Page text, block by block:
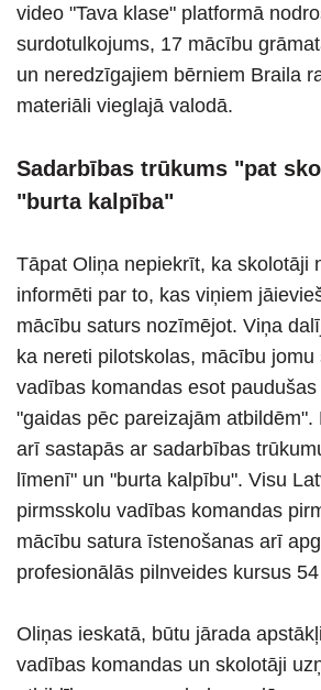
video "Tava klase" platformā
surdotulkojums, 17 mācību
un neredzīgajiem bērniem Braila
materiāli vieglajā valodā.
Sadarbības trūkums "pat
"burta kalpība"
Tāpat Oliņa nepiekrīt, ka skolotāji
informēti par to, kas viņiem
mācību saturs nozīmējot. Viņa
ka nereti pilotskolas, mācību jomu
vadības komandas esot
"gaidas pēc pareizajām atbildēm".
arī sastapās ar sadarbības
līmenī" un "burta kalpību". Visu
pirmsskolu vadības komandas
mācību satura īstenošanas arī
profesionālās pilnveides kursus
Oliņas ieskatā, būtu jārada
vadības komandas un skolotāji